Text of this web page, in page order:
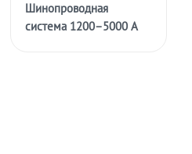
Шинопроводная
система 1200–5000 А